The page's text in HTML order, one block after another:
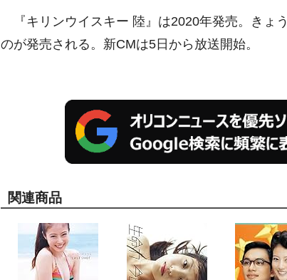
『キリンウイスキー 陸』は2020年発売。きょ
のが発売される。新CMは5日から放送開始。
関連商品